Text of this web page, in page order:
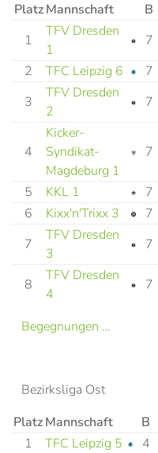
Platz Mannschaft B
1
TFV Dresden
1
7
2
TFC Leipzig 6 7
3
TFV Dresden
2
7
4
Kicker-
Syndikat-
Magdeburg 1
7
5 KKL 1 7
6
Kixx'n'Trixx 3 7
7
TFV Dresden
3
7
8
TFV Dresden
4
7
Begegnungen …
Bezirksliga Ost
PlatzMannschaft B
1
TFC Leipzig 5 4